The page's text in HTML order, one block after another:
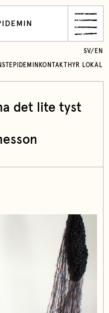
KONTAKT HYR LOKAL
SV/ EN
det lite tyst